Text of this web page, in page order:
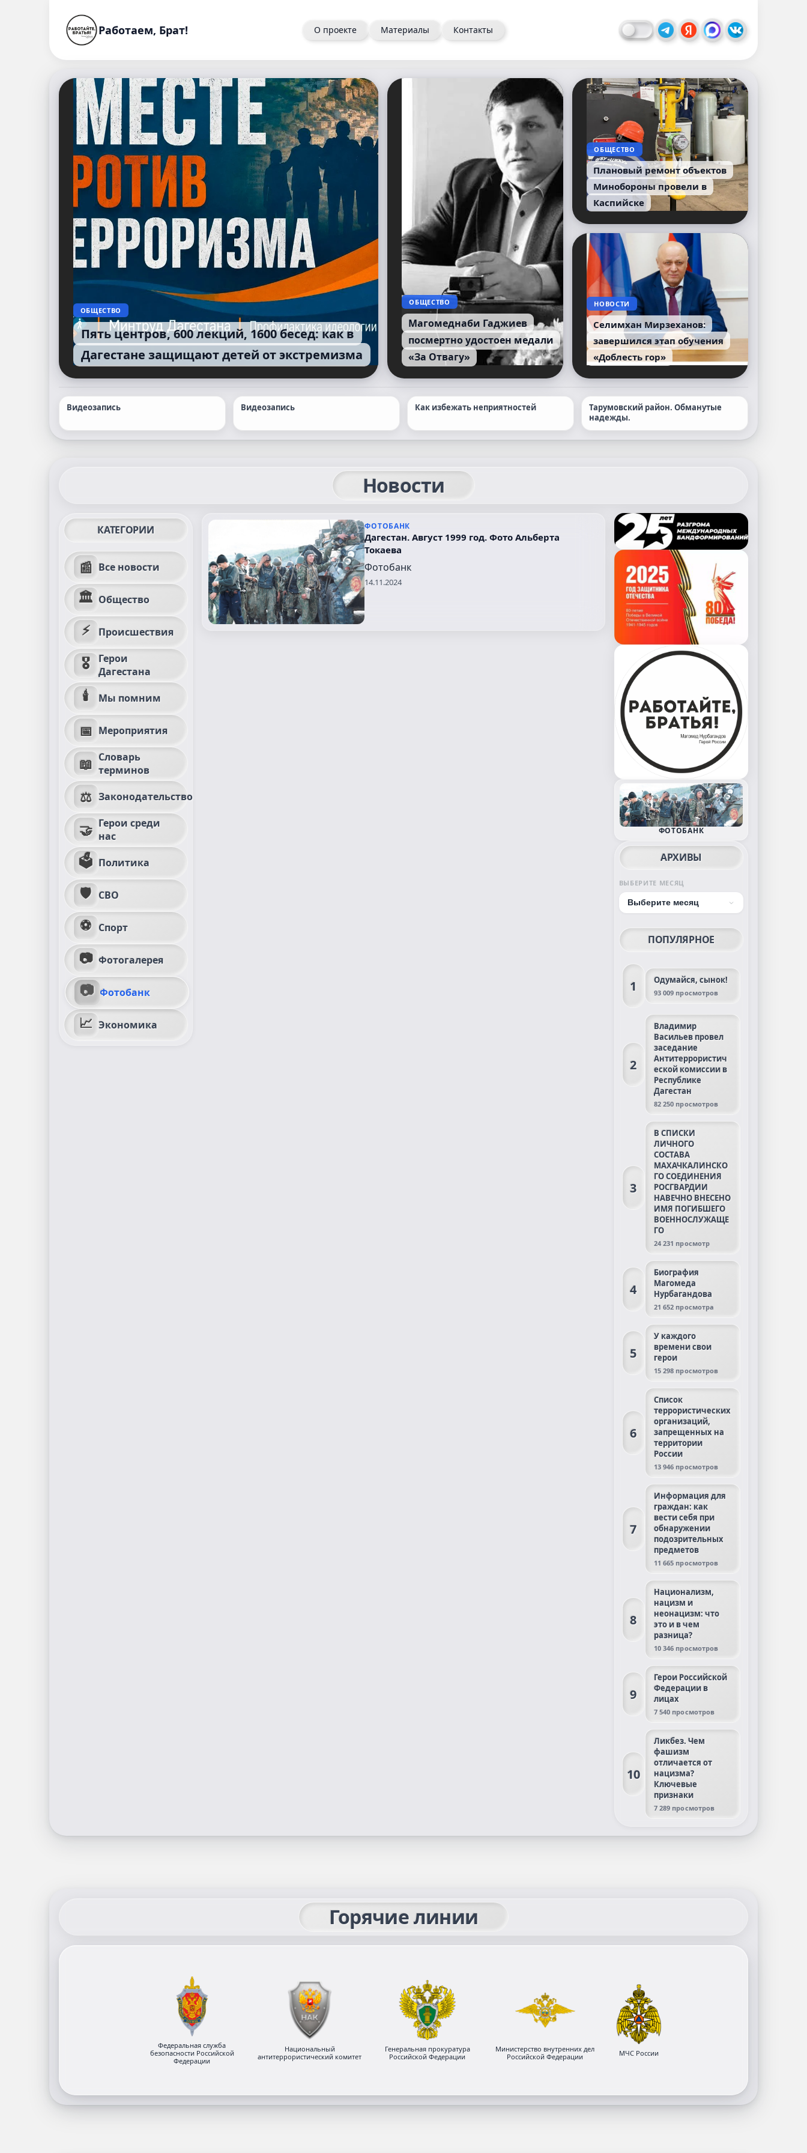
Работаем, Брат! О проекте Материалы Контакты
ОБЩЕСТВО
Пять центров, 600 лекций, 1600 бесед: как в
Дагестане защищают детей от экстремизма
ОБЩЕСТВО
Магомеднаби Гаджиев
посмертно удостоен медали
«За Отвагу»
ОБЩЕСТВО
Плановый ремонт объектов
Минобороны провели в
Каспийске
НОВОСТИ
Селимхан Мирзеханов:
завершился этап обучения
«Доблесть гор»
Видеозапись Видеозапись Как избежать неприятностей
Тарумовский район. Обманутые
надежды.
Новости
КАТЕГОРИИ
📰 Все новости
🏛 Общество
⚡ Происшествия
🎖
Герои
Дагестана
🕯 Мы помним
📅 Мероприятия
📖 Словарь
терминов
⚖ Законодательство
🤝 Герои среди
нас
🗳 Политика
🛡 СВО
⚽ Спорт
📷 Фотогалерея
📷 Фотобанк
📈 Экономика
ФОТОБАНК
Дагестан. Август 1999 год. Фото Альберта
Токаева
Фотобанк
14.11.2024
ФОТОБАНК
АРХИВЫ
ВЫБЕРИТЕ МЕСЯЦ
ПОПУЛЯРНОЕ
1 Одумайся, сынок!
93 009 просмотров
2
Владимир
Васильев провел
заседание
Антитеррористич
еской комиссии в
Республике
Дагестан
82 250 просмотров
3
В СПИСКИ
ЛИЧНОГО
СОСТАВА
МАХАЧКАЛИНСКО
ГО СОЕДИНЕНИЯ
РОСГВАРДИИ
НАВЕЧНО ВНЕСЕНО
ИМЯ ПОГИБШЕГО
ВОЕННОСЛУЖАЩЕ
ГО
24 231 просмотр
4
Биография
Магомеда
Нурбагандова
21 652 просмотра
5
У каждого
времени свои
герои
15 298 просмотров
6
Список
террористических
организаций,
запрещенных на
территории
России
13 946 просмотров
7
Информация для
граждан: как
вести себя при
обнаружении
подозрительных
предметов
11 665 просмотров
8
Национализм,
нацизм и
неонацизм: что
это и в чем
разница?
10 346 просмотров
9
Герои Российской
Федерации в
лицах
7 540 просмотров
10
Ликбез. Чем
фашизм
отличается от
нацизма?
Ключевые
признаки
7 289 просмотров
Горячие линии
Федеральная служба
безопасности Российской
Федерации
Национальный
антитеррористический комитет
Генеральная прокуратура
Российской Федерации
Министерство внутренних дел
Российской Федерации
МЧС России